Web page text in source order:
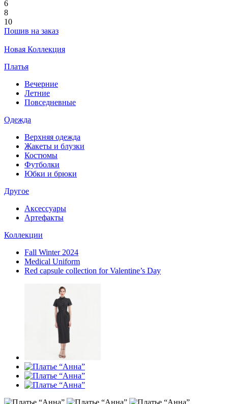
6
8
10
Пошив на заказ
Новая Коллекция
Платья
Вечерние
Летние
Повседневные
Одежда
Верхняя одежда
Жакеты и блузки
Костюмы
Футболки
Юбки и брюки
Другое
Аксессуары
Артефакты
Коллекции
Fall Winter 2024
Medical Uniform
Red capsule collection for Valentine’s Day